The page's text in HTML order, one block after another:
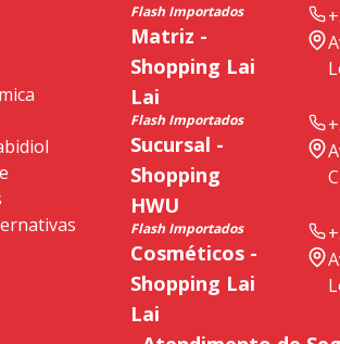
Flash Importados
Matriz -
Shopping Lai
Lai
Flash Importados
Sucursal -
Shopping
HWU
Flash Importados
Cosméticos -
Shopping Lai
Lai